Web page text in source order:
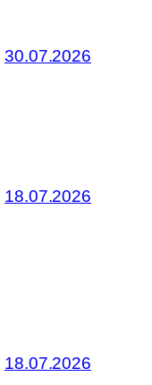
30.07.2026
18.07.2026
18.07.2026